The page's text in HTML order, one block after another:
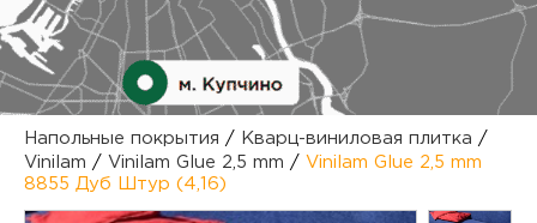
Напольные покрытия / Кварц-виниловая плитка /
Vinilam / Vinilam Glue 2,5 mm / Vinilam Glue 2,5 mm
8855 Дуб Штур (4,16)